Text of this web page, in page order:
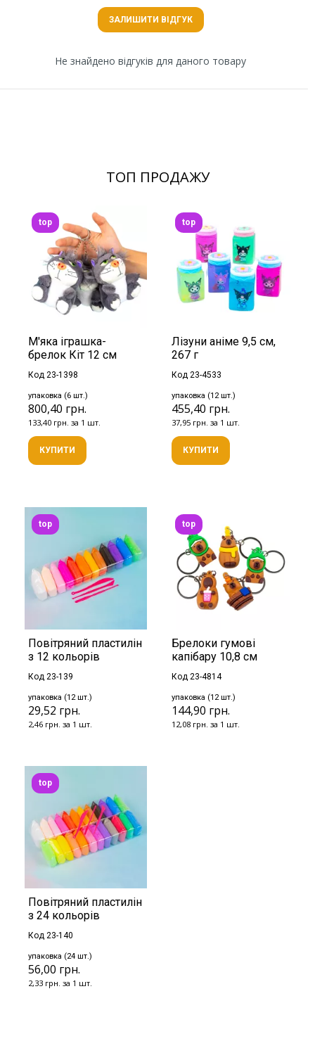
ЗАЛИШИТИ ВІДГУК
Не знайдено відгуків для даного товару
ТОП ПРОДАЖУ
М'яка іграшка-
брелок Кіт 12 см
Код 23-1398
упаковка (6 шт.)
800,40 грн.
133,40 грн. за 1 шт.
top
КУПИТИ
Лізуни аніме 9,5 см,
267 г
Код 23-4533
упаковка (12 шт.)
455,40 грн.
37,95 грн. за 1 шт.
top
КУПИТИ
Повітряний пластилін
з 12 кольорів
Код 23-139
упаковка (12 шт.)
29,52 грн.
2,46 грн. за 1 шт.
top
Брелоки гумові
капібару 10,8 см
Код 23-4814
упаковка (12 шт.)
144,90 грн.
12,08 грн. за 1 шт.
top
Повітряний пластилін
з 24 кольорів
Код 23-140
упаковка (24 шт.)
56,00 грн.
2,33 грн. за 1 шт.
top